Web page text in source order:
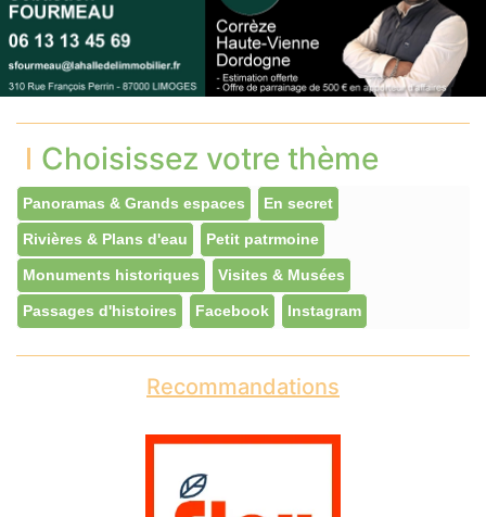
Choisissez votre thème
Panoramas & Grands espaces En secret
Rivières & Plans d'eau Petit patrmoine
Monuments historiques Visites & Musées
Passages d'histoires Facebook Instagram
Recommandations